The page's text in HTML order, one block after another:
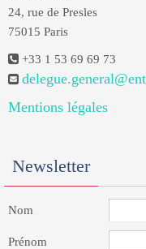
24, rue de Presles
75015 Paris
+33 1 53 69 69 73
Mentions légales
Newsletter
Nom
Prénom